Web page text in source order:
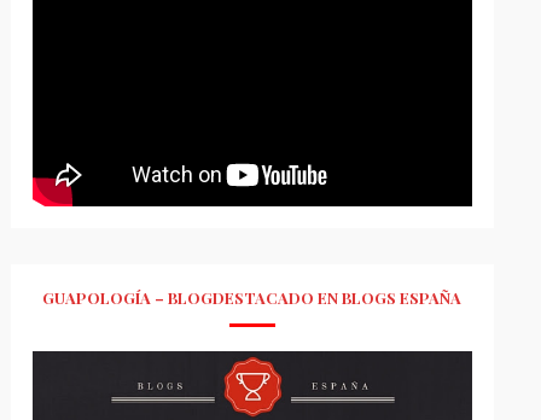
GUAPOLOGÍA – BLOGDESTACADO EN BLOGS ESPAÑA